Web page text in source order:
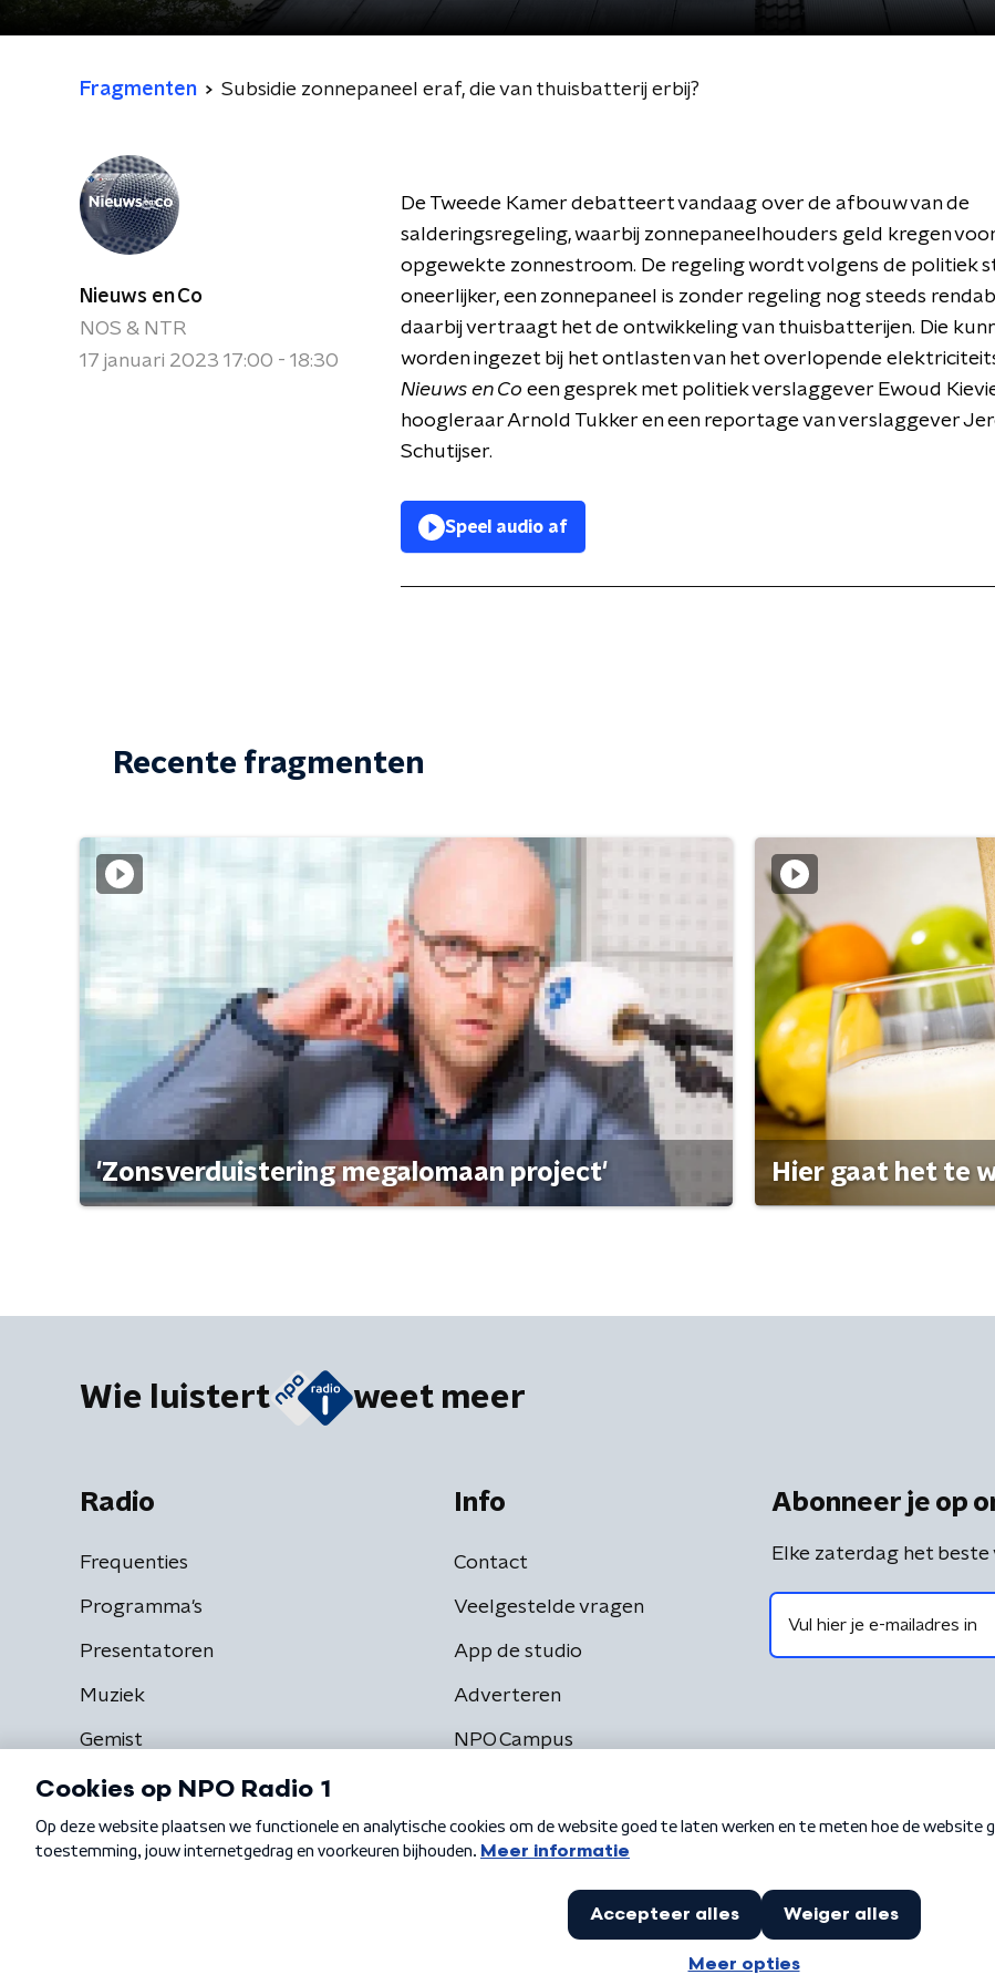
Fragmenten Subsidie zonnepaneel eraf, die van thuisbatterij erbij?
Nieuws en Co
NOS & NTR
17 januari 2023 17:00 - 18:30
De Tweede Kamer debatteert vandaag over de afbouw van de
salderingsregeling, waarbij zonnepaneelhouders geld kregen
opgewekte zonnestroom. De regeling wordt volgens de politiek
oneerlijker, een zonnepaneel is zonder regeling nog steeds
daarbij vertraagt het de ontwikkeling van thuisbatterijen. Die
worden ingezet bij het ontlasten van het overlopende
Nieuws en Co een gesprek met politiek verslaggever Ewoud
hoogleraar Arnold Tukker en een reportage van verslaggever
Schutijser.
Speel audio af
Recente fragmenten
'Zonsverduistering megalomaan project' Hier gaat het te
Wie luistert weet meer
Radio
Frequenties
Programma's
Presentatoren
Muziek
Gemist
Info
Contact
Veelgestelde vragen
App de studio
Adverteren
NPO Campus
Abonneer je op
Elke zaterdag het beste
Algemene voorwaarden Privacybeleid